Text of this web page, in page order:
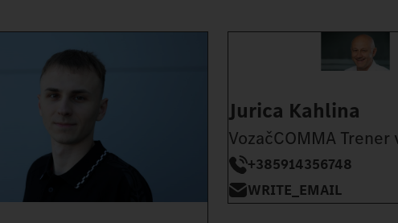
Jurica Kahlina
VozačCOMMA Trener
+385914356748
WRITE_EMAIL